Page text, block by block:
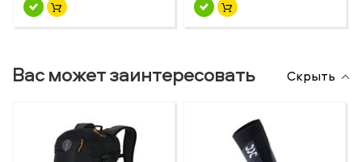
Вас может заинтересовать Скрыть